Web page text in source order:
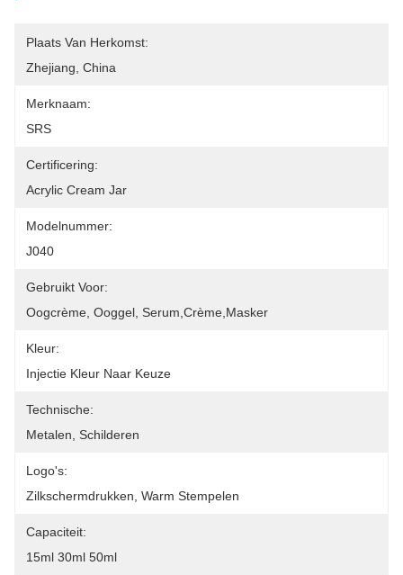
Plaats Van Herkomst:
Zhejiang, China
Merknaam:
SRS
Certificering:
Acrylic Cream Jar
Modelnummer:
J040
Gebruikt Voor:
Oogcrème, Ooggel, Serum,crème,masker
Kleur:
Injectie Kleur Naar Keuze
Technische:
Metalen, Schilderen
Logo's:
Zilkschermdrukken, Warm Stempelen
Capaciteit:
15ml 30ml 50ml